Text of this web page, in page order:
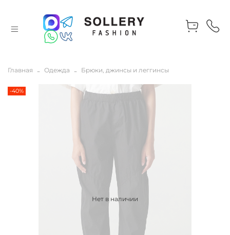
Главная Одежда Брюки, джинсы и леггинсы
Нет в наличии
-40%